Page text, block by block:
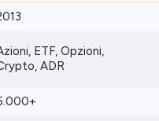
ETF, Opzioni,
ADR